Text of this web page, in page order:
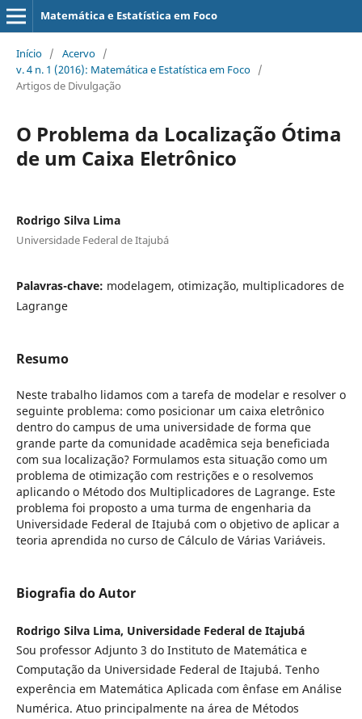
Matemática e Estatística em Foco
Início / Acervo /
v. 4 n. 1 (2016): Matemática e Estatística em Foco /
Artigos de Divulgação
O Problema da Localização Ótima
de um Caixa Eletrônico
Rodrigo Silva Lima
Universidade Federal de Itajubá
Palavras-chave: modelagem, otimização, multiplicadores de
Lagrange
Resumo
Neste trabalho lidamos com a tarefa de modelar e resolver o
seguinte problema: como posicionar um caixa eletrônico
dentro do campus de uma universidade de forma que
grande parte da comunidade acadêmica seja beneficiada
com sua localização? Formulamos esta situação como um
problema de otimização com restrições e o resolvemos
aplicando o Método dos Multiplicadores de Lagrange. Este
problema foi proposto a uma turma de engenharia da
Universidade Federal de Itajubá com o objetivo de aplicar a
teoria aprendida no curso de Cálculo de Várias Variáveis.
Biografia do Autor
Rodrigo Silva Lima, Universidade Federal de Itajubá
Sou professor Adjunto 3 do Instituto de Matemática e
Computação da Universidade Federal de Itajubá. Tenho
experência em Matemática Aplicada com ênfase em Análise
Numérica. Atuo principalmente na área de Métodos